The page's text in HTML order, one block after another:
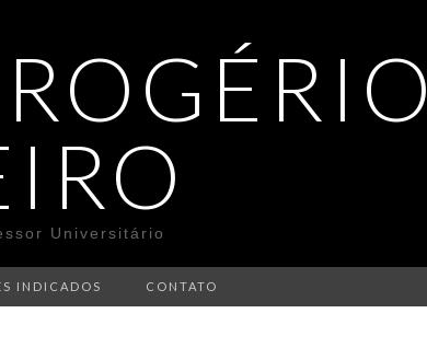
Universitário
INDICADOS CONTATO